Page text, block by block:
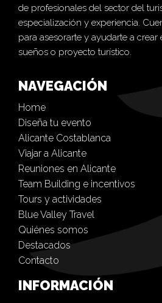
de profesionales del sector del
especialización y experiencia.
para asesorarte y ayudarte a crear
sueños o proyecto turístico.
NAVEGACIÓN
Home
Diseña tu evento
Alicante Costablanca
Viajar a Alicante
Reuniones en Alicante
Team Building e incentivos
Tours y actividades
Blue Valley Travel
Quiénes somos
Destacados
Contacto
INFORMACIÓN